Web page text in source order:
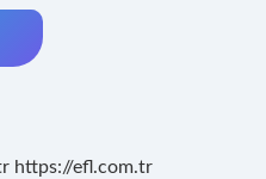
https://efl.com.tr